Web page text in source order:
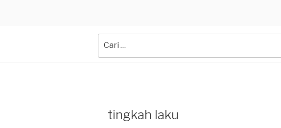
for:
tingkah laku